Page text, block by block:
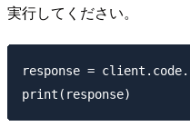
実行してください。
response =